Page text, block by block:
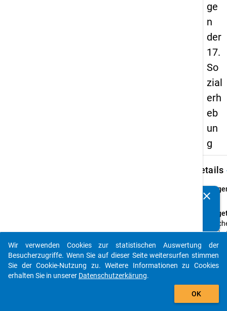
ge
n
der
17.
So
zial
erh
eb
un
g
Details
37
Ihres
clear
auto_stories
add_shopping_cart
Wir verwenden Cookies zur statistischen Auswertung der
Besucherzugriffe. Wenn Sie auf dieser Seite weitersurfen stimmen
Sie der Cookie-Nutzung zu. Weitere Informationen zu Cookies
erhalten Sie in unserer Datenschutzerkärung.
OK